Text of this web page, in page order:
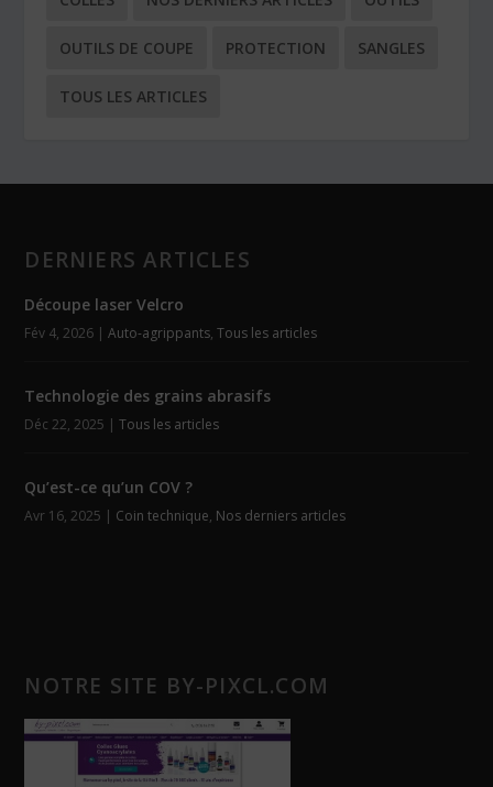
OUTILS DE COUPE PROTECTION SANGLES
TOUS LES ARTICLES
DERNIERS ARTICLES
Découpe laser Velcro
Fév 4, 2026 |Auto-agrippants,Tous les articles
Technologie des grains abrasifs
Déc 22, 2025 |Tous les articles
Qu’est-ce qu’un COV ?
Avr 16, 2025 | Coin technique, Nos derniers articles
NOTRE SITE BY-PIXCL.COM